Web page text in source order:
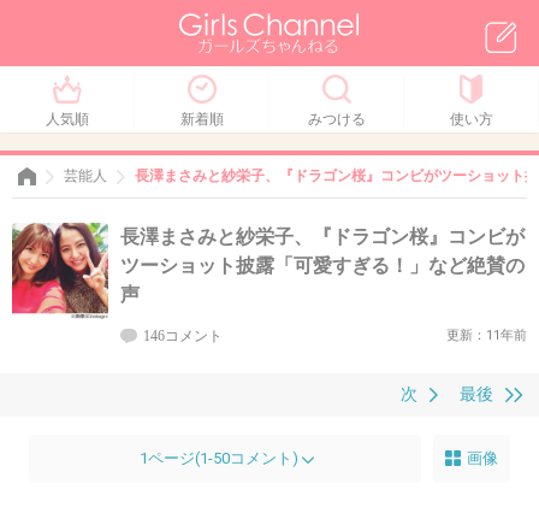
人気順 新着順 みつける 使い方
芸能人 長澤まさみと紗栄子、『ドラゴン桜』コンビがツーショット
長澤まさみと紗栄子、『ドラゴン桜』コンビが
ツーショット披露「可愛すぎる！」など絶賛の
声
146コメント 更新：11年前
最後
次
1ページ(1-50コメント) 画像